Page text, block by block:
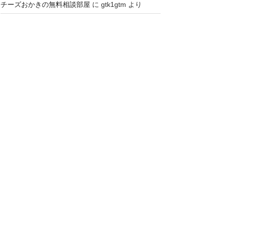
チーズおかきの無料相談部屋 に gtk1gtm より